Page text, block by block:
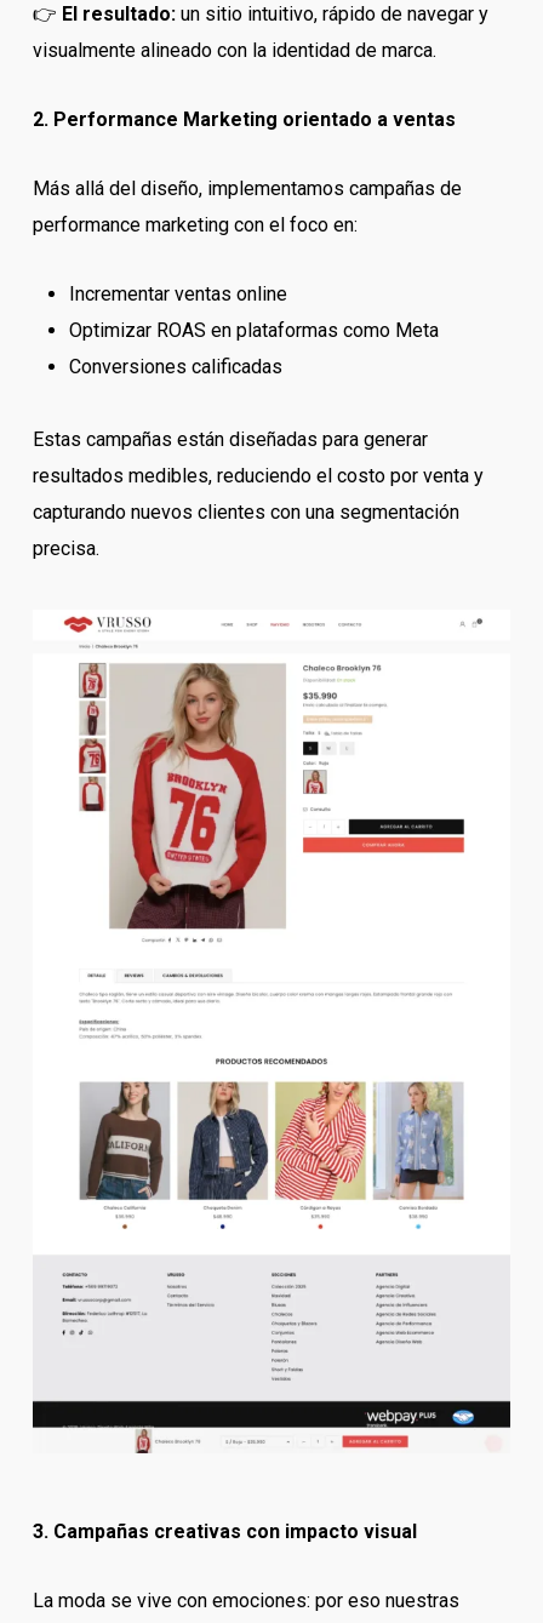
👉 El resultado: un sitio intuitivo, rápido de navegar y
visualmente alineado con la identidad de marca.
2. Performance Marketing orientado a ventas
Más allá del diseño, implementamos campañas de
performance marketing con el foco en:
Incrementar ventas online
Optimizar ROAS en plataformas como Meta
Conversiones calificadas
Estas campañas están diseñadas para generar
resultados medibles, reduciendo el costo por venta y
capturando nuevos clientes con una segmentación
precisa.
3. Campañas creativas con impacto visual
La moda se vive con emociones: por eso nuestras